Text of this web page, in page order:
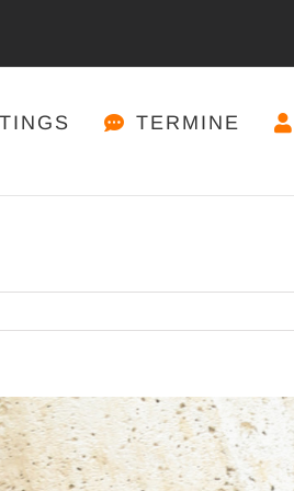
TERMINE